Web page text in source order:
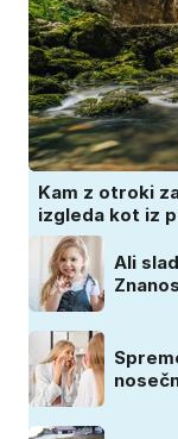
Kam z otroki
izgleda kot iz
Ali